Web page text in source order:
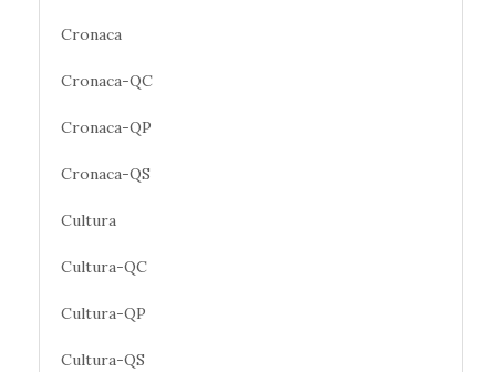
Cronaca
Cronaca-QC
Cronaca-QP
Cronaca-QS
Cultura
Cultura-QC
Cultura-QP
Cultura-QS